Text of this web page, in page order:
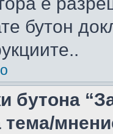
бутон
бутона
тема/